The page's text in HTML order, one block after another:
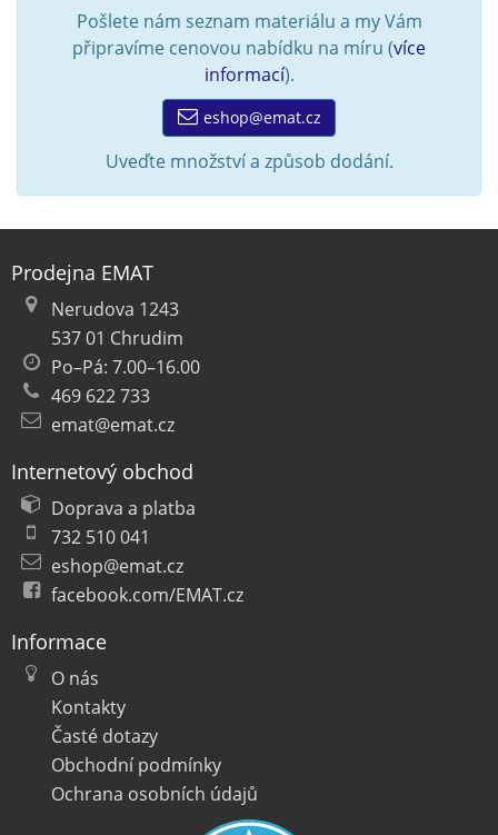
Pošlete nám seznam materiálu a my Vám
připravíme cenovou nabídku na míru (více
informací).
eshop@emat.cz
Uveďte množství a způsob dodání.
Prodejna EMAT
Nerudova 1243
537 01 Chrudim
Po–Pá: 7.00–16.00
469 622 733
emat@emat.cz
Internetový obchod
Doprava a platba
732 510 041
eshop@emat.cz
facebook.com/EMAT.cz
Informace
O nás
Kontakty
Časté dotazy
Obchodní podmínky
Ochrana osobních údajů